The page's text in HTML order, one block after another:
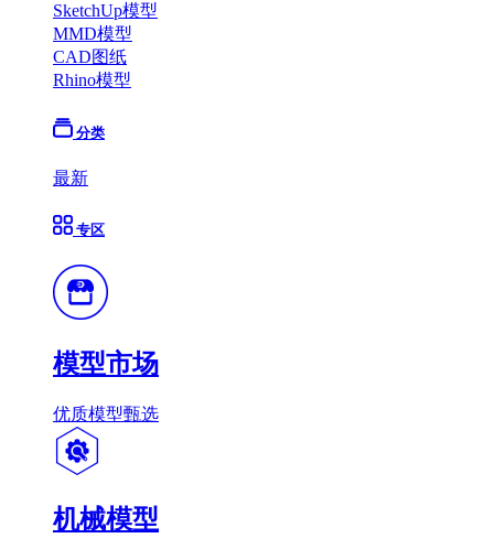
SketchUp模型
MMD模型
CAD图纸
Rhino模型
分类
最新
专区
模型市场
优质模型甄选
机械模型